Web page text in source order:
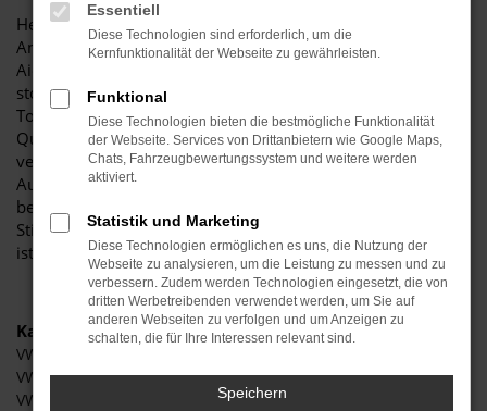
Herzlich willkommen bei Autohaus Stiglmayr – Ihre erste
Anlaufstelle für exzellente VW Touareg Fahrzeuge für
Aichach und Umgebung! Unser renommiertes Autohaus ist
stolz darauf, Ihnen eine herausragende Auswahl an VW
Touareg zu präsentieren, die höchste Standards in Sachen
Qualität und Leistung erfüllen. Wir sind seit Jahren Ihr
vertrauenswürdiger Partner, wenn es um erstklassige
Automobile geht. Erfahren Sie mehr über unsere
beeindruckende VW Touareg Flotte und warum Autohaus
Stiglmayr die bevorzugte Adresse für VW Touareg Liebhaber
ist.
Kategorie
VW Touareg Gebrauchtwagen Aichach
VW Touareg Aichach
VW Touareg Neuwagen Aichach
Essentiell
Diese Technologien sind erforderlich, um die
Kernfunktionalität der Webseite zu gewährleisten.
Funktional
Diese Technologien bieten die bestmögliche Funktionalität
der Webseite. Services von Drittanbietern wie Google Maps,
Chats, Fahrzeugbewertungssystem und weitere werden
aktiviert.
Statistik und Marketing
Diese Technologien ermöglichen es uns, die Nutzung der
Webseite zu analysieren, um die Leistung zu messen und zu
verbessern. Zudem werden Technologien eingesetzt, die von
dritten Werbetreibenden verwendet werden, um Sie auf
anderen Webseiten zu verfolgen und um Anzeigen zu
schalten, die für Ihre Interessen relevant sind.
Speichern